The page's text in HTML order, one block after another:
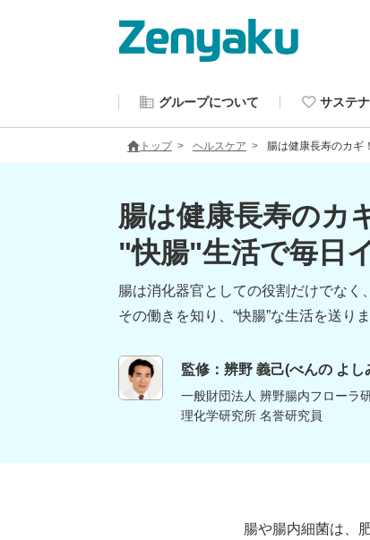
グループについて サステ
トップ ヘルスケア 腸は健康長寿のカギ
腸は健康長寿のカ
"快腸"生活で毎日
腸は消化器官としての役割だけでなく
その働きを知り、“快腸”な生活を送りま
監修：辨野 義己(べんの よし
一般財団法人 辨野腸内フローラ
理化学研究所 名誉研究員
腸や腸内細菌は、